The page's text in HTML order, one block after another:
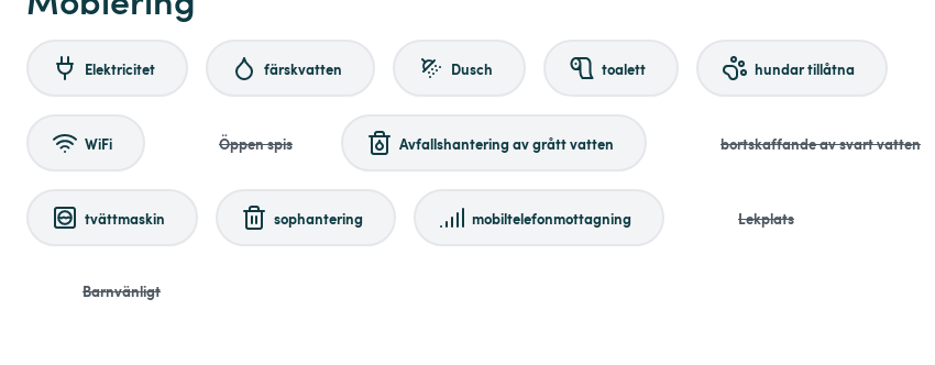
Elektricitet färskvatten Dusch toalett hundar tillåtna
WiFi Öppen spis Avfallshantering av grått vatten bortskaffande av svart vatten
tvättmaskin sophantering mobiltelefonmottagning Lekplats
Barnvänligt